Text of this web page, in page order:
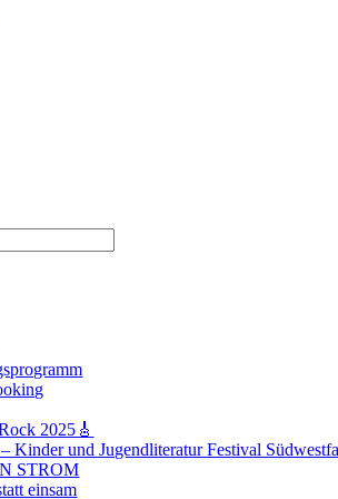
2025🎸
Kinder und Jugendliteratur Festival
STROM
einsam